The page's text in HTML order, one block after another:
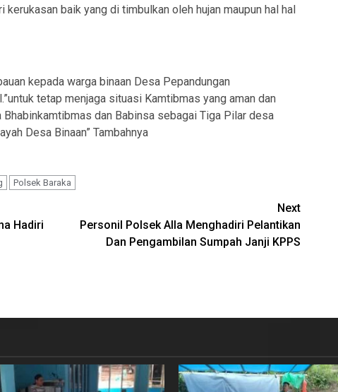
kerukasan baik yang di timbulkan oleh hujan maupun hal hal
kepada warga binaan Desa Pepandungan
tetap menjaga situasi Kamtibmas yang aman dan
dan Babinsa sebagai Tiga Pilar desa
Desa Binaan” Tambahnya
Polsek Baraka
Hadiri
Next
Personil Polsek Alla Menghadiri Pelantikan
Dan Pengambilan Sumpah Janji KPPS